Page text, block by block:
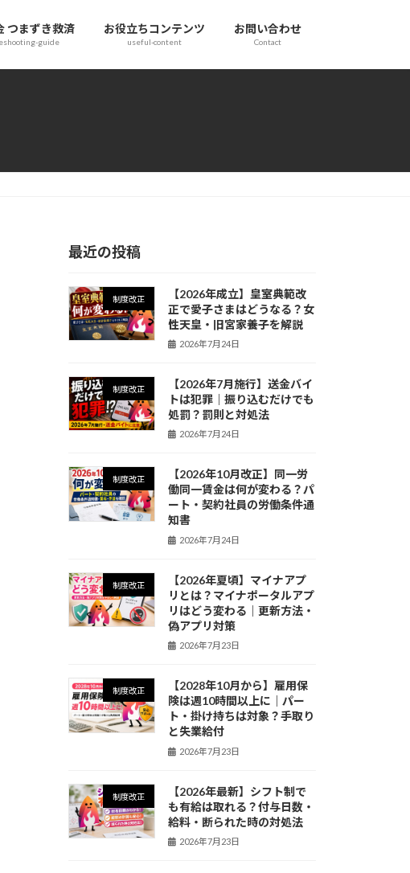
つまずき救済
guide
お役立ちコンテンツ
useful-content
お問い合わせ
Contact
最近の投稿
制度改正
【2026年成立】皇室典範改
正で愛子さまはどうなる？女
性天皇・旧宮家養子を解説
2026年7月24日
制度改正
【2026年7月施行】送金バイ
トは犯罪｜振り込むだけでも
処罰？罰則と対処法
2026年7月24日
制度改正
【2026年10月改正】同一労
働同一賃金は何が変わる？パ
ート・契約社員の労働条件通
知書
2026年7月24日
制度改正
【2026年夏頃】マイナアプ
リとは？マイナポータルアプ
リはどう変わる｜更新方法・
偽アプリ対策
2026年7月23日
制度改正
【2028年10月から】雇用保
険は週10時間以上に｜パー
ト・掛け持ちは対象？手取り
と失業給付
2026年7月23日
制度改正
【2026年最新】シフト制で
も有給は取れる？付与日数・
給料・断られた時の対処法
2026年7月23日